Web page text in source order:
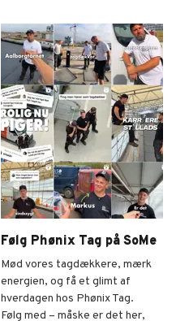
Tagrenovering
Følg Phønix Tag på SoMe
Mød vores tagdækkere, mærk
energien, og få et glimt af
hverdagen hos Phønix Tag.
Følg med – måske er det her,